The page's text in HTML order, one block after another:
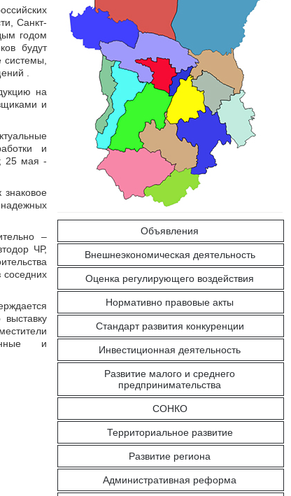
Санкт-
годом
будут
.
на
и
и
25 мая -
надежных
–
ЧР,
и
Объявления
Внешнеэкономическая деятельность
Оценка регулирующего воздействия
Нормативно правовые акты
Стандарт развития конкуренции
Инвестиционная деятельность
Развитие малого и среднего
предпринимательства
СОНКО
Территориальное развитие
Развитие региона
Административная реформа